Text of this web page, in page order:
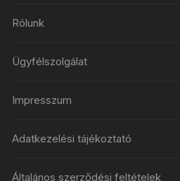
Rólunk
Ügyfélszolgálat
Impresszum
Adatkezelési tájékoztató
Általános szerződési feltételek